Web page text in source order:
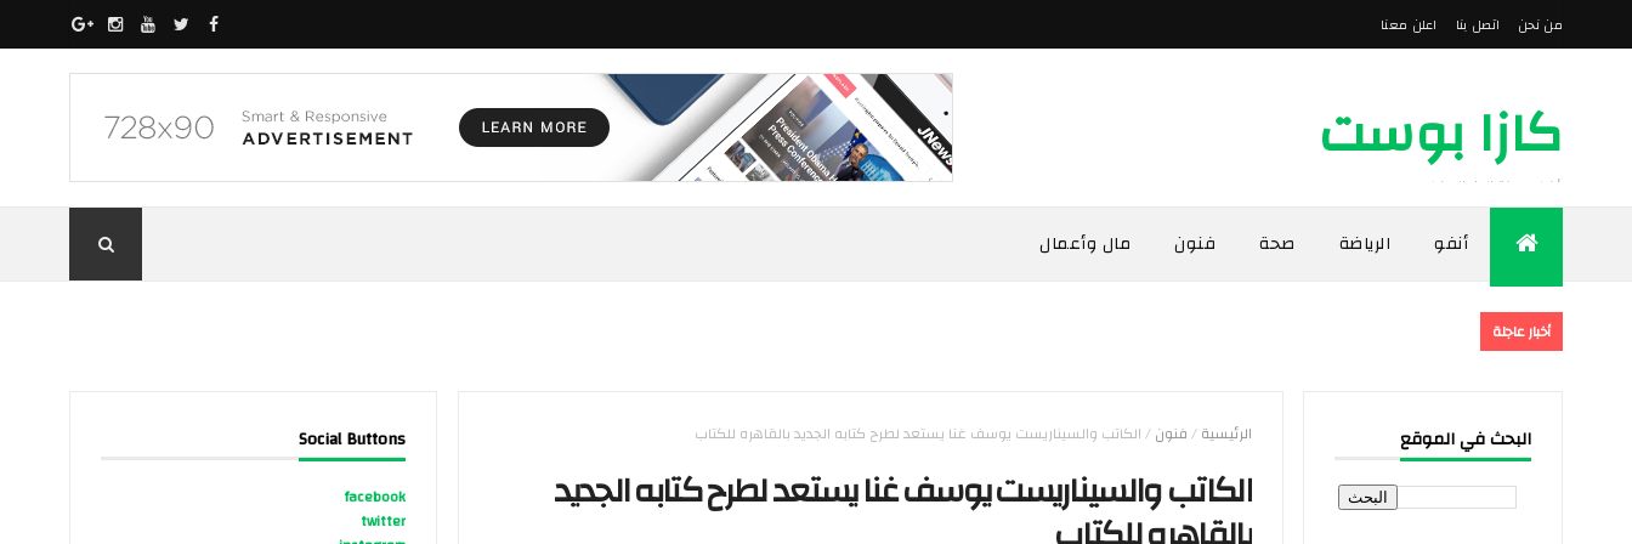
من نحن اتصل بنا اعلن معنا
كازا بوست
أخبار مدينة الدار البيضاء
أنفو الرياضة صحة فنون مال وأعمال
أخبار عاجلة
البحث في الموقع الرئيسية/فنون/الكاتب والسيناريست يوسف غنا يستعد لطرح كتابه الجديد بالقاهره للكتاب
الكاتب والسيناريست يوسف غنا يستعد لطرح كتابه الجديد
Social Buttons
facebook
twitter